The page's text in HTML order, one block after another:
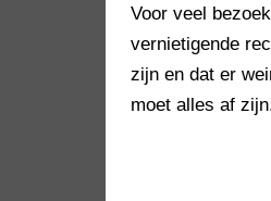
Voor veel
vernietigende
zijn en dat er
moet alles af